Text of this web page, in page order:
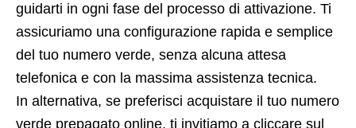
guidarti in ogni fase del processo di attivazione. Ti
assicuriamo una configurazione rapida e semplice
del tuo numero verde, senza alcuna attesa
telefonica e con la massima assistenza tecnica.
In alternativa, se preferisci acquistare il tuo numero
verde prepagato online, ti invitiamo a cliccare sul